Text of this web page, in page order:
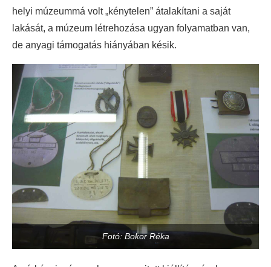
helyi múzeummá volt „kénytelen” átalakítani a saját
lakását, a múzeum létrehozása ugyan folyamatban van,
de anyagi támogatás hiányában késik.
Fotó: Bokor Réka